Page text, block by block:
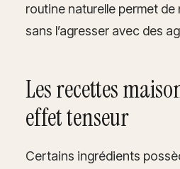
routine naturelle permet de
sans l’agresser avec des
Les recettes
effet tenseur
Certains ingrédients